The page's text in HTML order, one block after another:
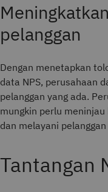
pelanggan
Dengan menetapkan
data NPS, perusahaan
pelanggan yang ada.
mungkin perlu
dan melayani
Tantangan